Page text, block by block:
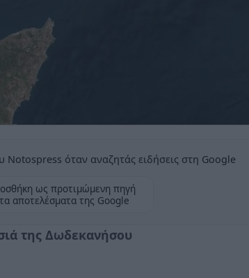
Notospress όταν αναζητάς ειδήσεις στη Google
ως προτιμώμενη πηγή
αποτελέσματα της Google
της Δωδεκανήσου